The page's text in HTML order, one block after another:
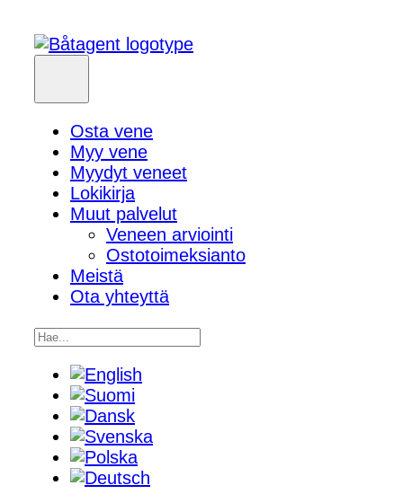
Osta vene
Myy vene
Myydyt veneet
Lokikirja
Muut palvelut
Veneen arviointi
Ostotoimeksianto
Meistä
Ota yhteyttä